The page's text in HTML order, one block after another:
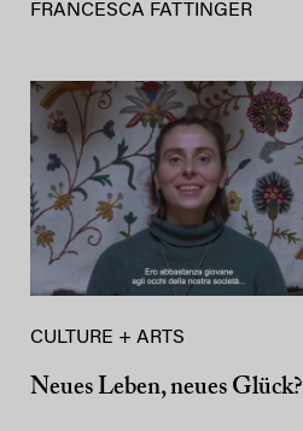
FRANCESCA FATTINGER
CULTURE + ARTS
Neues Leben, neues Glück?